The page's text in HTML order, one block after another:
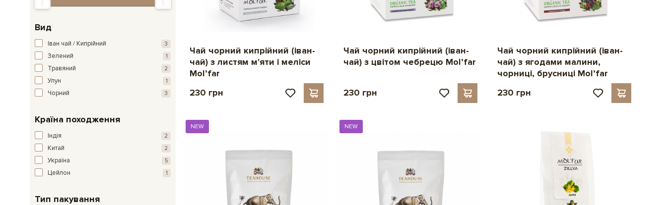
Вид
Іван чай / Кипрійний 3
Зелений 1
Травяний 2
Улун 1
Чорний 3
Країна походження
Індія 2
Китай 2
Україна 5
Цейлон 1
Тип пакування
Чай чорний кипрійний (іван-
чай) з листям м'яти і меліси
Mol’far
230 грн
Чай чорний кипрійний (іван-
чай) з цвітом чебрецю Mol’far
230 грн
Чай чорний кипрійний (іван-
чай) з ягодами малини,
чорниці, брусниці Mol’far
230 грн
NEW NEW